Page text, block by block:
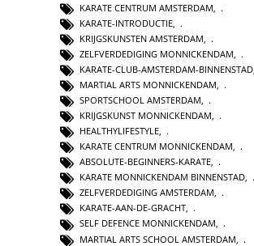
KARATE CENTRUM AMSTERDAM
KARATE-INTRODUCTIE
KRIJGSKUNSTEN AMSTERDAM
ZELFVERDEDIGING MONNICKENDAM
KARATE-CLUB-AMSTERDAM-BINNENSTAD
MARTIAL ARTS MONNICKENDAM
SPORTSCHOOL AMSTERDAM
KRIJGSKUNST MONNICKENDAM,
HEALTHYLIFESTYLE,
KARATE CENTRUM MONNICKENDAM,
ABSOLUTE-BEGINNERS-KARATE,
KARATE MONNICKENDAM BINNENSTAD,
ZELFVERDEDIGING AMSTERDAM,
KARATE-AAN-DE-GRACHT,
SELF DEFENCE MONNICKENDAM,
MARTIAL ARTS SCHOOL AMSTERDAM